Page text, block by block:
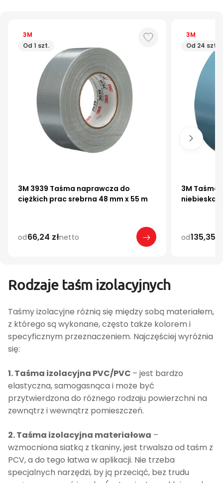
3M
Od 1 szt.
3M 3939 Taśma naprawcza do
ciężkich prac srebrna 48 mm x 55 m
od66,24 złnetto
Szerokość
55 m
3M
Od 24 szt.
3M Taśma
niebieska
od135,35
Rodzaje taśm izolacyjnych
Taśmy izolacyjne różnią się między sobą materiałem,
z którego są wykonane, często także kolorem i
specyficznym przeznaczeniem. Najczęściej wyróżnia
się:
1. Taśma izolacyjna PVC/PVC – jest bardzo
elastyczna, samogasnąca i może być
przytwierdzona do różnego rodzaju powierzchni na
zewnątrz i wewnątrz pomieszczeń.
2. Taśma izolacyjna materiałowa –
wzmocniona siatką z tkaniny, jest trwalsza od taśm z
PCV, a do tego łatwa w aplikacji. Nie trzeba
specjalnych narzędzi, by ją przeciąć, bez trudu